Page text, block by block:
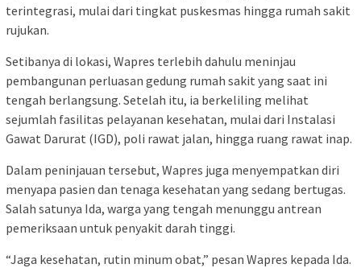
terintegrasi, mulai dari tingkat puskesmas hingga rumah sakit
rujukan.
Setibanya di lokasi, Wapres terlebih dahulu meninjau
pembangunan perluasan gedung rumah sakit yang saat ini
tengah berlangsung. Setelah itu, ia berkeliling melihat
sejumlah fasilitas pelayanan kesehatan, mulai dari Instalasi
Gawat Darurat (IGD), poli rawat jalan, hingga ruang rawat inap.
Dalam peninjauan tersebut, Wapres juga menyempatkan diri
menyapa pasien dan tenaga kesehatan yang sedang bertugas.
Salah satunya Ida, warga yang tengah menunggu antrean
pemeriksaan untuk penyakit darah tinggi.
“Jaga kesehatan, rutin minum obat,” pesan Wapres kepada Ida.